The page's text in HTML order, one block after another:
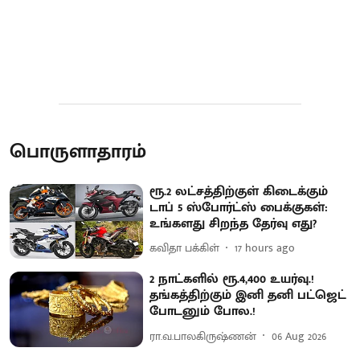
பொருளாதாரம்
ரூ.2 லட்சத்திற்குள் கிடைக்கும்
டாப் 5 ஸ்போர்ட்ஸ் பைக்குகள்:
உங்களது சிறந்த தேர்வு எது?
கவிதா பக்கிள் 17 hours ago
2 நாட்களில் ரூ.4,400 உயர்வு.!
தங்கத்திற்கும் இனி தனி பட்ஜெட்
போடனும் போல.!
ரா.வ.பாலகிருஷ்ணன் 06 Aug 2026